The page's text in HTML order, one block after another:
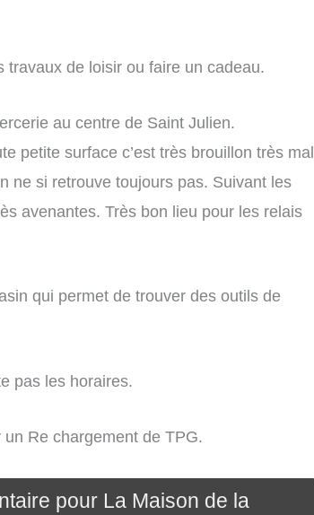
de loisir ou faire un cadeau.
au centre de Saint Julien.
petite surface c’est très brouillon très mal
ne si retrouve toujours pas. Suivant les
avenantes. Très bon lieu pour les relais
qui permet de trouver des outils de
pas les horaires.
Re chargement de TPG.
pour La Maison de la